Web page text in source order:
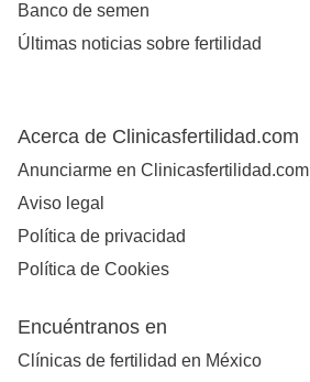
Banco de semen
Últimas noticias sobre fertilidad
Acerca de Clinicasfertilidad.com
Anunciarme en Clinicasfertilidad.com
Aviso legal
Política de privacidad
Política de Cookies
Encuéntranos en
Clínicas de fertilidad en México